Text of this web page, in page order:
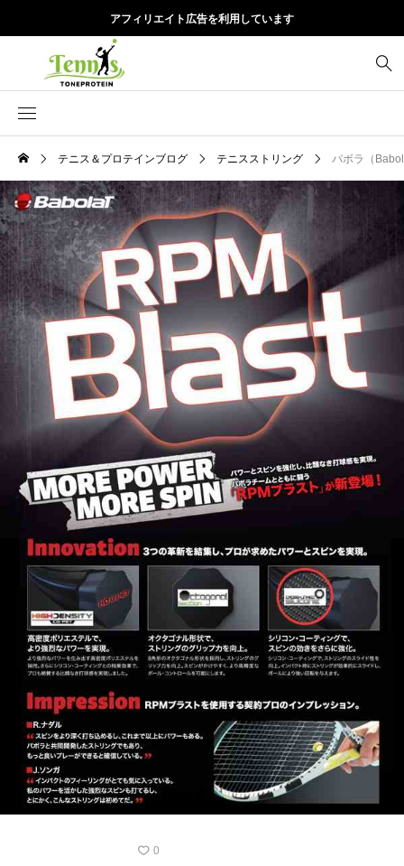
アフィリエイト広告を利用しています
テニス＆プロテインブログ テニスストリング バボラ（
0